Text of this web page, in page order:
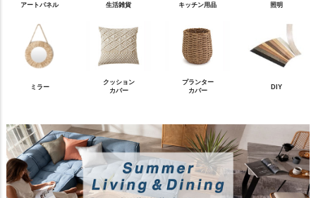
アートパネル 生活雑貨 キッチン用品 照明
ミラー
クッション
カバー
プランター
カバー
DIY